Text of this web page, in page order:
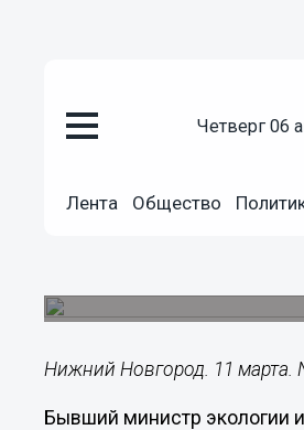
четверг 06
Лента Общество
Умер бывший
Нижний Новгород. 11 марта.
Бывший министр экологии